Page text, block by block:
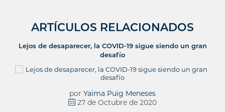
ARTÍCULOS RELACIONADOS
Lejos de desaparecer, la COVID-19 sigue siendo un gran
desafío
por Yaima Puig Meneses
27 de Octubre de 2020